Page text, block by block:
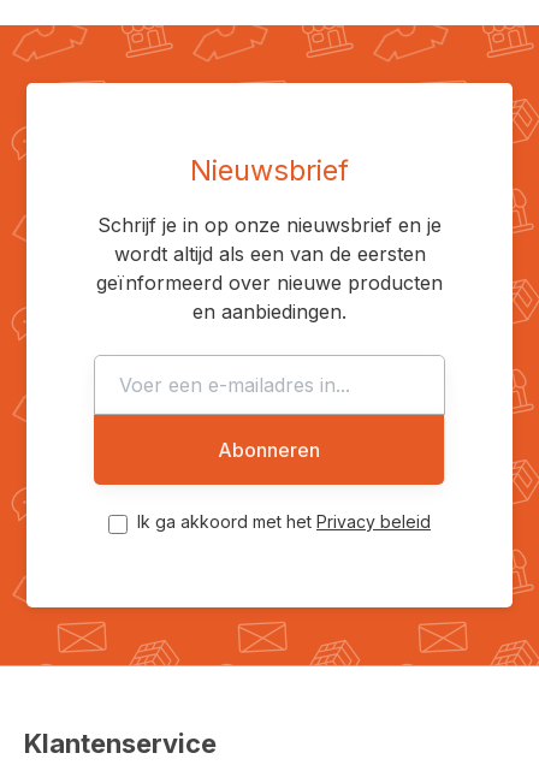
Nieuwsbrief
Schrijf je in op onze nieuwsbrief en je
wordt altijd als een van de eersten
geïnformeerd over nieuwe producten
en aanbiedingen.
Abonneren
Ik ga akkoord met het Privacy beleid
Klantenservice